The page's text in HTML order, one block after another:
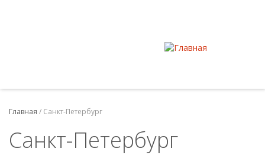
Главная / Санкт-Петербург
Санкт-Петербург